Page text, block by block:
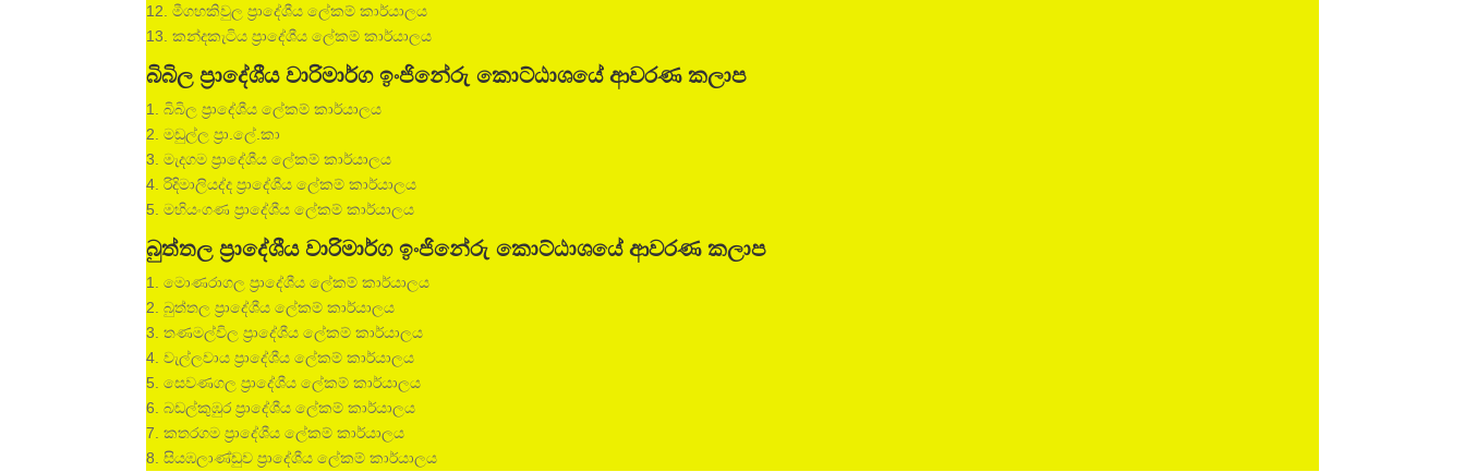
12. මීගහකිවුල ප්‍රාදේශීය ලේකම් කාර්යාලය
13. කන්දකැටිය ප්‍රාදේශීය ලේකම් කාර්යාලය
බිබිල ප්‍රාදේශීය වාරිමාර්ග ඉංජිනේරු කොට්ඨාශයේ ආවරණ කලාප
1. බිබිල ප්‍රාදේශීය ලේකම් කාර්යාලය
2. මඩුල්ල ප‍්‍රා.ලේ.කා
3. මැදගම ප්‍රාදේශීය ලේකම් කාර්යාලය
4. රිදිමාලියද්ද ප්‍රාදේශීය ලේකම් කාර්යාලය
5. මහියංගණ ප්‍රාදේශීය ලේකම් කාර්යාලය
බුත්තල ප්‍රාදේශීය වාරිමාර්ග ඉංජිනේරු කොට්ඨාශයේ ආවරණ කලාප
1. මොණරාගල ප්‍රාදේශීය ලේකම් කාර්යාලය
2. බුත්තල ප්‍රාදේශීය ලේකම් කාර්යාලය
3. තණමල්විල ප්‍රාදේශීය ලේකම් කාර්යාලය
4. වැල්ලවාය ප්‍රාදේශීය ලේකම් කාර්යාලය
5. සෙවණගල ප්‍රාදේශීය ලේකම් කාර්යාලය
6. බඩල්කුඹුර ප්‍රාදේශීය ලේකම් කාර්යාලය
7. කතරගම ප්‍රාදේශීය ලේකම් කාර්යාලය
8. සියඹලාණ්ඩුව ප්‍රාදේශීය ලේකම් කාර්යාලය